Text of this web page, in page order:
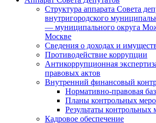
Структура аппарата Совета
внутригородского
— муниципального округа
Москве
Сведения о доходах и
Противодействие коррупции
Антикоррупционная
правовых актов
Внутренний финансовый
Нормативно-правовая
Планы контрольных
Результаты контрольных
Кадровое обеспечение